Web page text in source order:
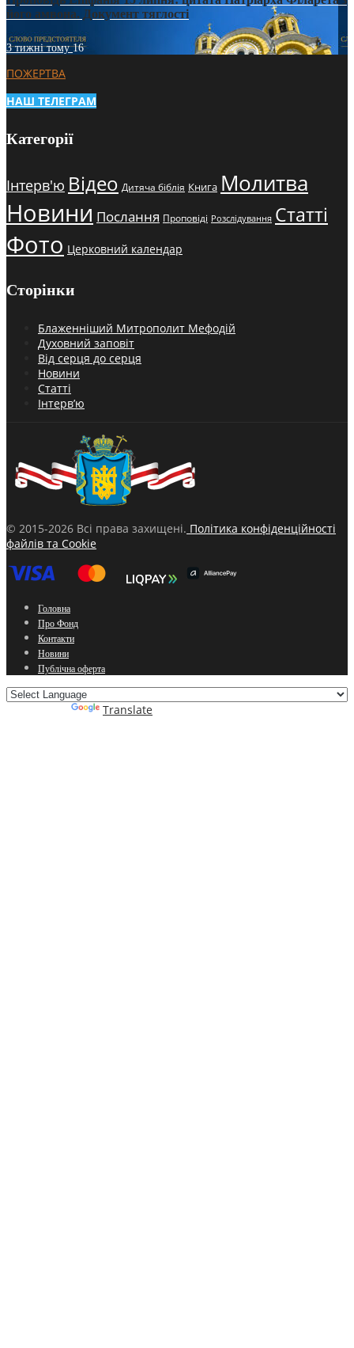
його амвона. Документ тяглості
3 тижні тому16
ПОЖЕРТВА
НАШ ТЕЛЕГРАМ
Категорії
Інтерв'ю Відео Дитяча біблія Книга Молитва
Новини Послання Проповіді Розслідування Статті
Фото Церковний календар
Сторінки
Блаженніший Митрополит Мефодій
Духовний заповіт
Від серця до серця
Новини
Статті
Інтерв’ю
© 2015-2026 Всі права захищені. Політика конфіденційності
файлів та Cookie
Головна
Про Фонд
Контакти
Новини
Публічна оферта
Translate